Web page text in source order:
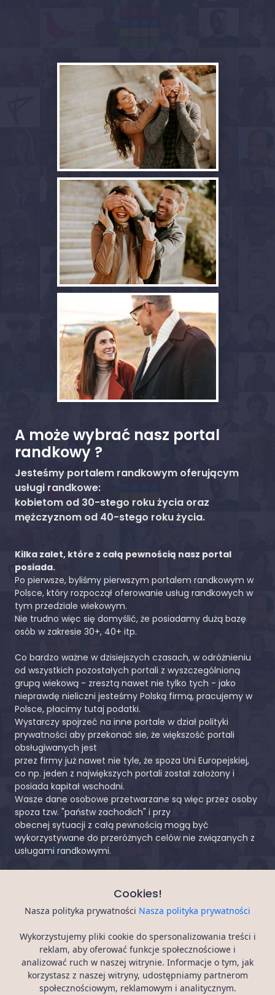
A może wybrać nasz portal
randkowy ?
Jesteśmy portalem randkowym oferującym
usługi randkowe:
kobietom od 30-stego roku życia oraz
mężczyznom od 40-stego roku życia.
Kilka zalet, które z całą pewnością nasz portal
posiada.
Po pierwsze, byliśmy pierwszym portalem randkowym w
Polsce, który rozpoczął oferowanie usług randkowych w
tym przedziale wiekowym.
Nie trudno więc się domyślić, że posiadamy dużą bazę
osób w zakresie 30+, 40+ itp.
Co bardzo ważne w dzisiejszych czasach, w odróżnieniu
od wszystkich pozostałych portali z wyszczególnioną
grupą wiekową - zresztą nawet nie tylko tych - jako
nieprawdę nieliczni jesteśmy Polską firmą, pracujemy w
Polsce, płacimy tutaj podatki.
Wystarczy spojrzeć na inne portale w dział polityki
prywatności aby przekonać sie, że większość portali
obsługiwanych jest
przez firmy już nawet nie tyle, że spoza Uni Europejskiej,
co np. jeden z największych portali został założony i
posiada kapitał wschodni.
Wasze dane osobowe przetwarzane są więc przez osoby
spoza tzw. "państw zachodich" i przy
obecnej sytuacji z całą pewnością mogą być
wykorzystywane do przeróżnych celów nie związanych z
usługami randkowymi.
Kolejna zaleta to pewien stopień anonimowości.
Kiedy większość portali umożliwia wyszukiwanie osób,
przeglądanie zdjęć osób nawet dla niezalogowanych
naszserwis randkowy, owszem, pozwala podejrzeć
profil bez logowania, jednak wszystkie zdjęcia są zupełnie
zasłonięte.
Cookies!
Nasza polityka prywatności Nasza polityka prywatności
Wykorzystujemy pliki cookie do spersonalizowania treści i
reklam, aby oferować funkcje społecznościowe i
analizować ruch w naszej witrynie. Informacje o tym, jak
korzystasz z naszej witryny, udostępniamy partnerom
społecznościowym, reklamowym i analitycznym.